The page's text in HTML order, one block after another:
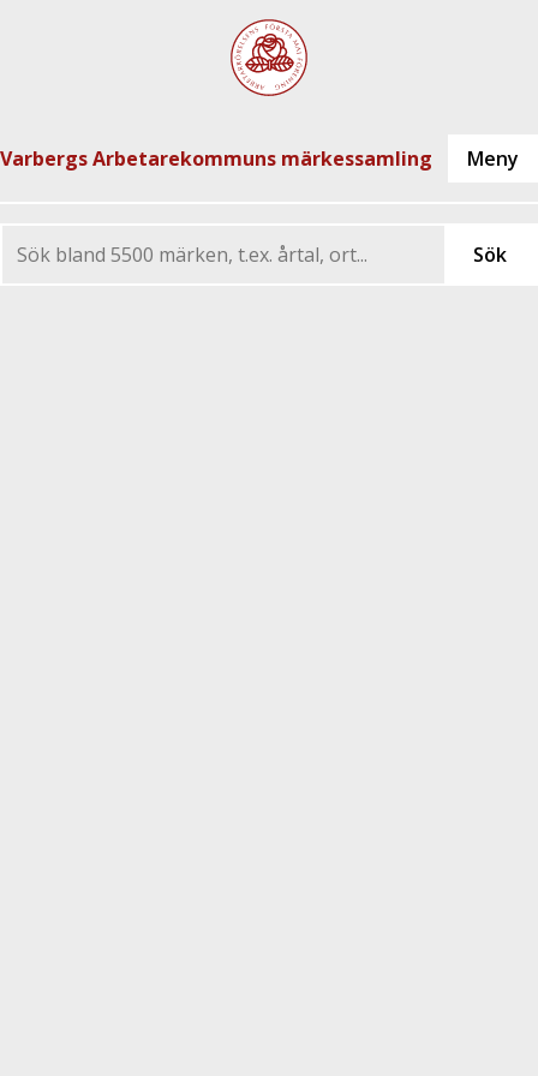
Varbergs Arbetarekommuns märkessamling